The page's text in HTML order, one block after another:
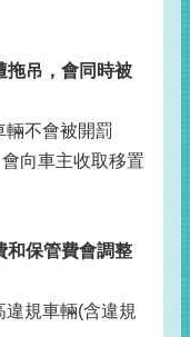
拖吊，會同時被
不會被開罰
向車主收取移置
和保管費會調整
規車輛(含違規